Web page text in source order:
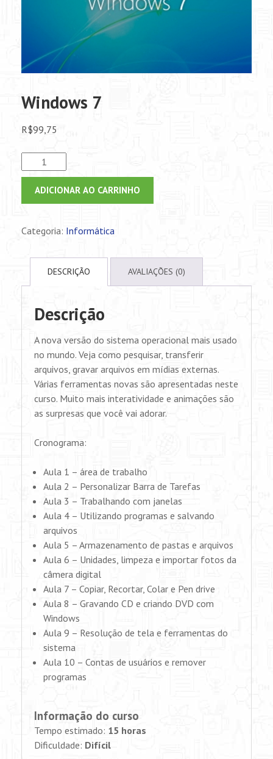
Windows 7
R$99,75
Windows
7
quantidade
ADICIONAR AO CARRINHO
Categoria: Informática
DESCRIÇÃO AVALIAÇÕES (0)
Descrição
A nova versão do sistema operacional mais usado
no mundo. Veja como pesquisar, transferir
arquivos, gravar arquivos em mídias externas.
Várias ferramentas novas são apresentadas neste
curso. Muito mais interatividade e animações são
as surpresas que você vai adorar.
Cronograma:
Aula 1 – área de trabalho
Aula 2 – Personalizar Barra de Tarefas
Aula 3 – Trabalhando com janelas
Aula 4 – Utilizando programas e salvando
arquivos
Aula 5 – Armazenamento de pastas e arquivos
Aula 6 – Unidades, limpeza e importar fotos da
câmera digital
Aula 7 – Copiar, Recortar, Colar e Pen drive
Aula 8 – Gravando CD e criando DVD com
Windows
Aula 9 – Resolução de tela e ferramentas do
sistema
Aula 10 – Contas de usuários e remover
programas
Informação do curso
Tempo estimado: 15 horas
Dificuldade: Difícil